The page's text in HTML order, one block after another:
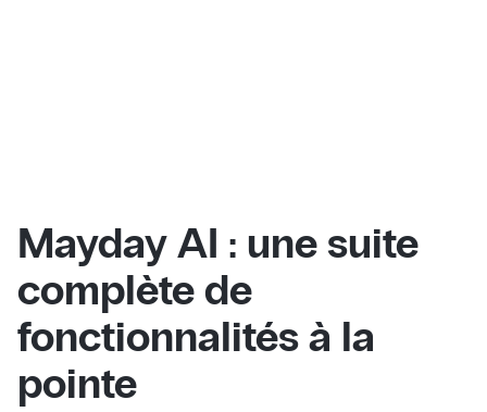
Mayday AI : une suite
complète de
fonctionnalités à la
pointe